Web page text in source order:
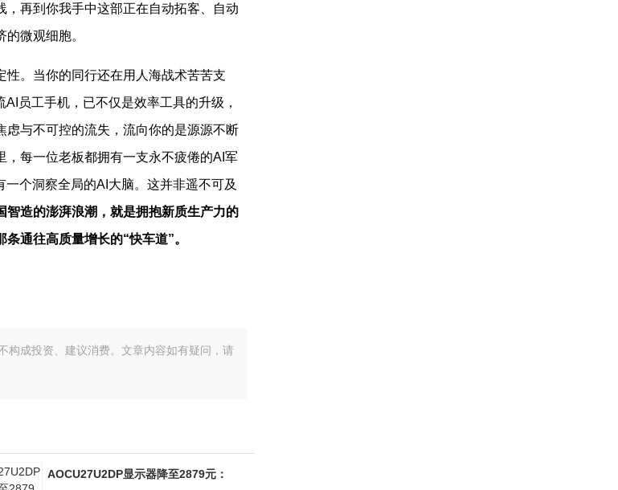
再到你我手中这部正在自动拓客、自动
微观细胞。
。当你的同行还在用人海战术苦苦支
员工手机，已不仅是效率工具的升级，
与不可控的流失，流向你的是源源不断
每一位老板都拥有一支永不疲倦的AI军
个洞察全局的AI大脑。这并非遥不可及
智造的澎湃浪潮，就是拥抱新质生产力的
通往高质量增长的“快车道”。
构成投资、建议消费。文章内容如有疑问，请
AOCU27U2DP显示器降至2879元：